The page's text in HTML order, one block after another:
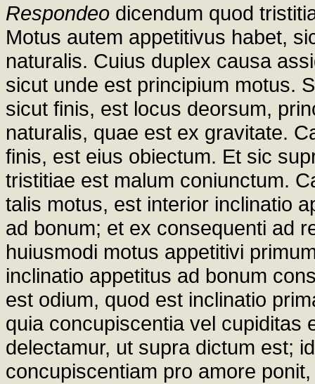
Respondeo dicendum quod
Motus autem appetitivus habet,
naturalis. Cuius duplex causa
sicut unde est principium motus.
sicut finis, est locus deorsum,
naturalis, quae est ex gravitate.
finis, est eius obiectum. Et sic
tristitiae est malum coniunctum.
talis motus, est interior inclinatio
ad bonum; et ex consequenti ad
huiusmodi motus appetitivi
inclinatio appetitus ad bonum
est odium, quod est inclinatio
quia concupiscentia vel cupiditas
delectamur, ut supra dictum est;
concupiscentiam pro amore